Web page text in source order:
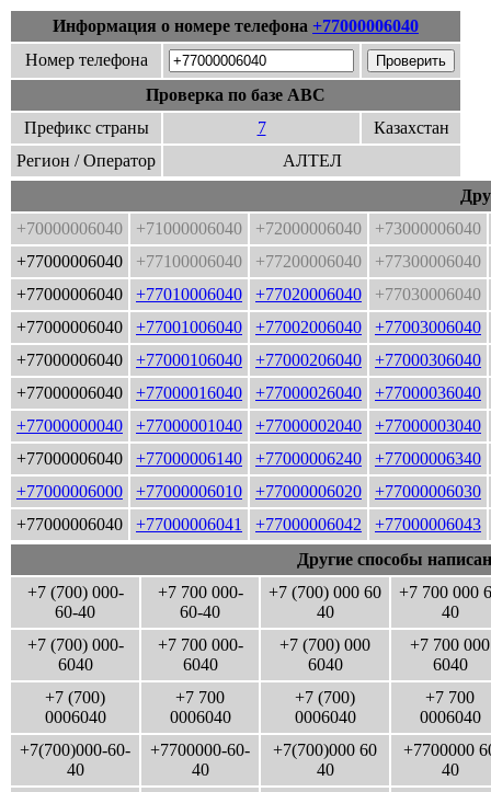
Информация о номере телефона +77000006040
Номер телефона
Проверка по базе ABC
Префикс страны
7
Казахстан
Регион / Оператор
АЛТЕЛ
+70000006040
+71000006040 +72000006040
+73000006040
+77000006040
+77100006040 +77200006040
+77300006040
+77000006040
+77010006040 +77020006040
+77030006040
+77000006040
+77001006040 +77002006040
+77003006040
+77000006040
+77000106040 +77000206040
+77000306040
+77000006040
+77000016040 +77000026040
+77000036040
+77000000040
+77000001040 +77000002040
+77000003040
+77000006040
+77000006140 +77000006240
+77000006340
+77000006000
+77000006010 +77000006020
+77000006030
+77000006040
+77000006041 +77000006042
+77000006043
Другие способы
+7 (700) 000-
60-40
+7 700 000-
60-40
+7 (700) 000 60
40
+7 700 000
40
+7 (700) 000-
6040
+7 700 000-
6040
+7 (700) 000
6040
+7 700 000
6040
+7 (700)
0006040
+7 700
0006040
+7 (700)
0006040
+7 700
0006040
+7(700)000-60-
40
+7700000-60-
40
+7(700)000 60
40
+7700000
40